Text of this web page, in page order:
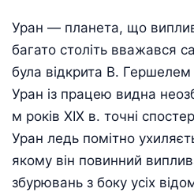
Уран — планета, що
багато століть вважався
була відкрита В. Гершелем
Уран із працею видна
м років XIX в. точні
Уран ледь помітно
якому він повинний
збурювань з боку усіх